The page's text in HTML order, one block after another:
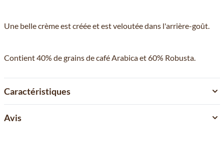
Une belle crème est créée et est veloutée dans l'arrière-goût.
Contient 40% de grains de café Arabica et 60% Robusta.
Caractéristiques
Avis